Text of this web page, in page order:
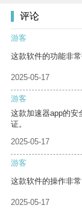
评论
游客
这款软件的功能非
2025-05-17
游客
这款加速器app的安
证。
2025-05-17
游客
这款软件的操作非
2025-05-17